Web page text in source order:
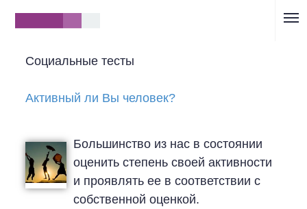
Социальные тесты
Активный ли Вы человек?
Большинство из нас в состоянии
оценить степень своей активности
и проявлять ее в соответствии с
собственной оценкой.